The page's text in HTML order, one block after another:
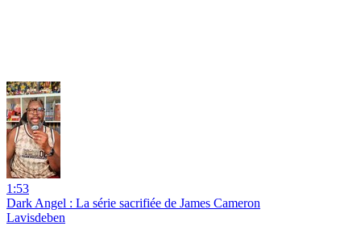
1:53
Dark Angel : La série sacrifiée de James Cameron
Lavisdeben